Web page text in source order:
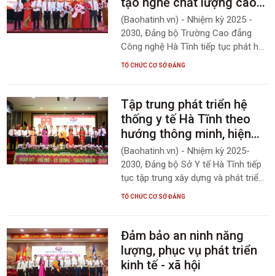
tỉnh tham dự Đại hội.
của cả nước
(Baohatinh.vn) - Nhiệm kỳ 2025 -
2030, Đảng bộ Trường Cao đẳng
Công nghệ Hà Tĩnh tiếp tục phát huy
vai trò nêu gương của cán bộ, đảng
của cả nước.
TỔ CHỨC CƠ SỞ ĐẢNG
Tập trung phát triển hệ
thống y tế Hà Tĩnh theo
hướng thông minh, hiện
đại
(Baohatinh.vn) - Nhiệm kỳ 2025-
2030, Đảng bộ Sở Y tế Hà Tĩnh tiếp
tục tập trung xây dựng và phát triển
hệ thống y tế theo hướng thông
dân.
TỔ CHỨC CƠ SỞ ĐẢNG
Đảm bảo an ninh năng
lượng, phục vụ phát triển
kinh tế - xã hội